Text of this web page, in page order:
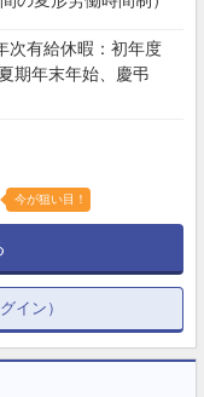
次有給休暇：初年度
期年末年始、慶弔
今が狙い目！
イン）